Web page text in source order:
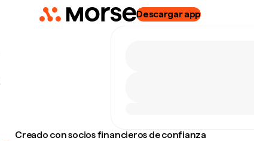
Descargar app
Creado con socios financieros de confianza